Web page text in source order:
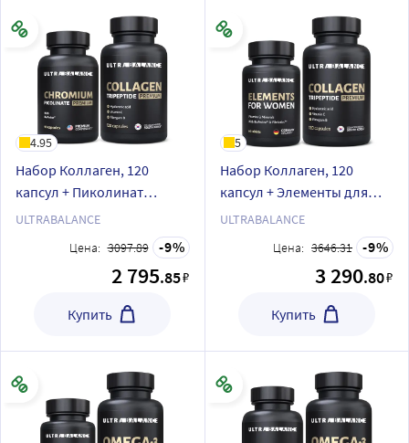
4.95
Набор Коллаген, 120
капсул + Пиколинат
Хрома, 90 капсул
ULTRABALANCE
Цена: 3097.89 9
2 795.85₽
Купить
5
Набор Коллаген, 120
капсул + Элементы для
женщин, 60 таблеток
ULTRABALANCE
Цена: 3646.31 9
3 290.80₽
Купить